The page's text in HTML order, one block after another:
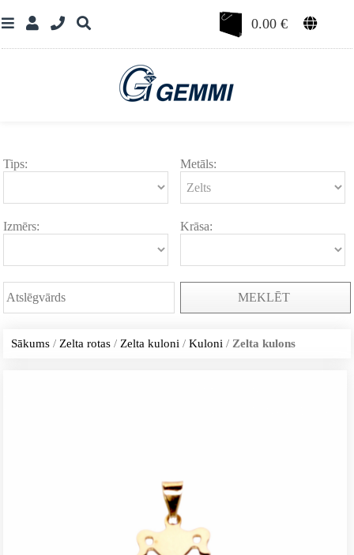
0.00€
Tips: Metāls:
Izmērs: Krāsa:
MEKLĒT
Sākums / Zelta rotas / Zelta kuloni /Kuloni / Zelta kulons